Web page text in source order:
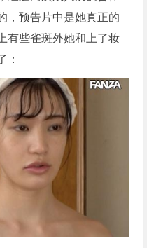
，预告片中是她真正的
有些雀斑外她和上了妆
：